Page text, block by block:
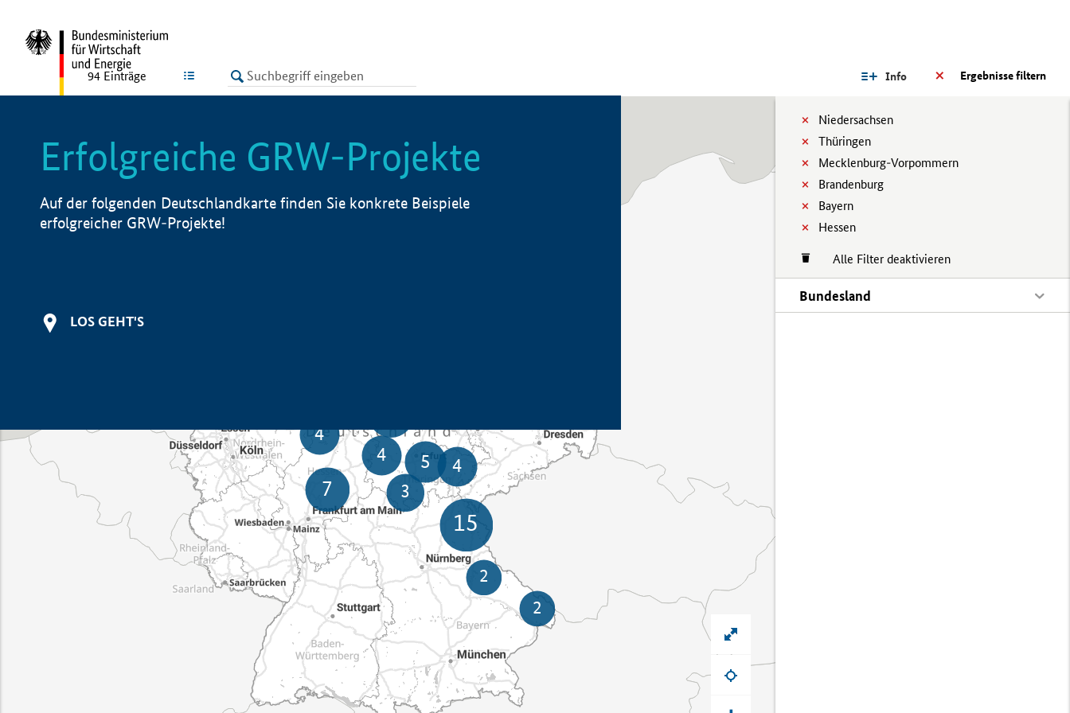
LISTE Ergebnisse filtern
Info
Niedersachsen
Thüringen
Mecklenburg-Vorpommern
Brandenburg
Bayern
Hessen
Alle Filter deaktivieren
Bundesland
94 Einträge
Erfolgreiche GRW-Projekte
Auf der folgenden Deutschlandkarte finden Sie konkrete Beispiele
erfolgreicher GRW-Projekte!
LOS GEHT'S